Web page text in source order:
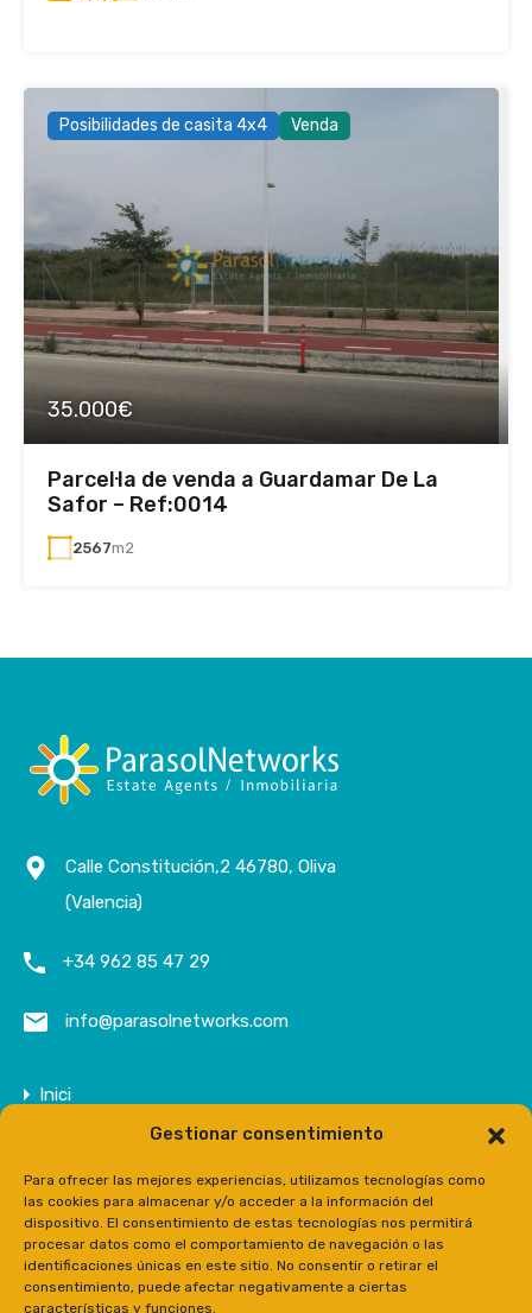
Gestionar consentimiento
Para ofrecer las mejores experiencias, utilizamos tecnologías como
las cookies para almacenar y/o acceder a la información del
dispositivo. El consentimiento de estas tecnologías nos permitirá
procesar datos como el comportamiento de navegación o las
identificaciones únicas en este sitio. No consentir o retirar el
consentimiento, puede afectar negativamente a ciertas
características y funciones.
Posibilidades de casita 4x4 Venda
35.000€
Parcel·la de venda a Guardamar De La
Safor – Ref:0014
2567m2
Calle Constitución,2 46780, Oliva
(Valencia)
+34 962 85 47 29
info@parasolnetworks.com
Inici
Propietats
Contacte
Prensa